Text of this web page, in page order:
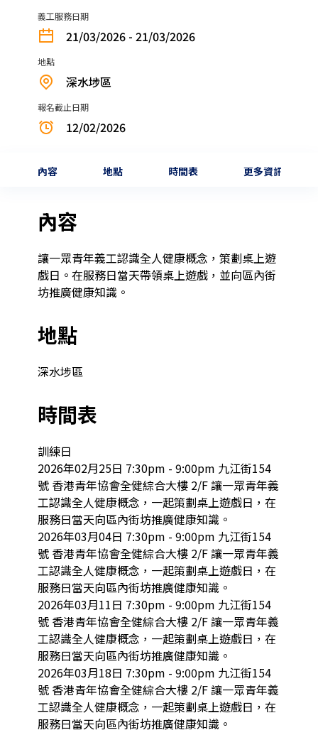
義工服務日期
21/03/2026 - 21/03/2026
地點
深水埗區
報名截止日期
12/02/2026
內容 地點 時間表 更多資訊
內容
讓一眾青年義工認識全人健康概念，策劃桌上遊
戲日。在服務日當天帶領桌上遊戲，並向區內街
坊推廣健康知識。
地點
深水埗區
時間表
訓練日
2026年02月25日 7:30pm - 9:00pm 九江街154
號 香港青年協會全健綜合大樓 2/F 讓一眾青年義
工認識全人健康概念，一起策劃桌上遊戲日，在
服務日當天向區內街坊推廣健康知識。
2026年03月04日 7:30pm - 9:00pm 九江街154
號 香港青年協會全健綜合大樓 2/F 讓一眾青年義
工認識全人健康概念，一起策劃桌上遊戲日，在
服務日當天向區內街坊推廣健康知識。
2026年03月11日 7:30pm - 9:00pm 九江街154
號 香港青年協會全健綜合大樓 2/F 讓一眾青年義
工認識全人健康概念，一起策劃桌上遊戲日，在
服務日當天向區內街坊推廣健康知識。
2026年03月18日 7:30pm - 9:00pm 九江街154
號 香港青年協會全健綜合大樓 2/F 讓一眾青年義
工認識全人健康概念，一起策劃桌上遊戲日，在
服務日當天向區內街坊推廣健康知識。